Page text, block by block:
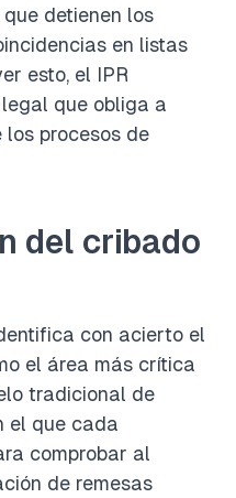
detienen los
en listas
esto, el IPR
que obliga a
procesos de
del cribado
con acierto el
el área más crítica
tradicional de
el que cada
comprobar al
de remesas